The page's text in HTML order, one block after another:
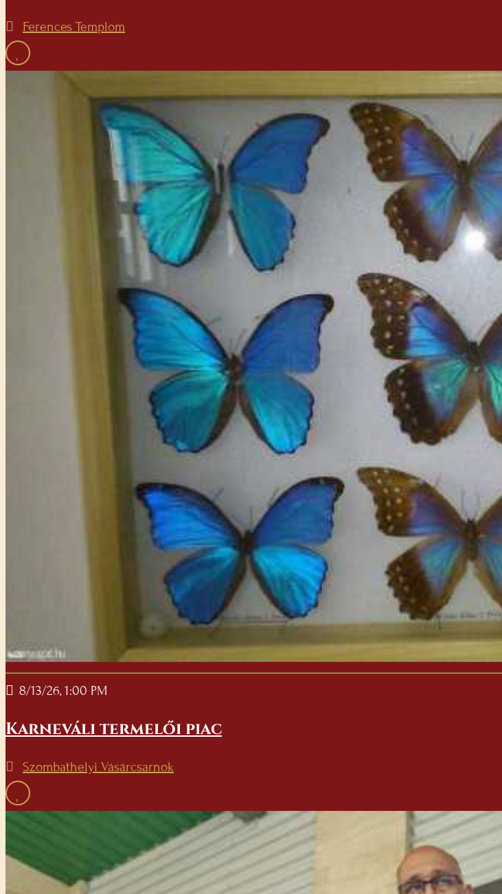
Ferences Templom
8/13/26, 1:00 PM
Karneváli termelői piac
Szombathelyi Vásárcsarnok